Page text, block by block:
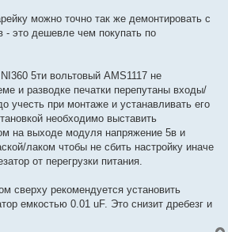
можно точно так же демонтировать с
- это дешевле чем покупать по
5ти вольтовый AMS1117 не
и разводке печатки перепутаны входы/
учесть при монтаже и устанавливать его
необходимо выставить
на выходе модуля напряжение 5в и
лаком чтобы не сбить настройку иначе
от перегрузки питания.
сверху рекомендуется установить
емкостью 0.01 uF. Это снизит дребезг и